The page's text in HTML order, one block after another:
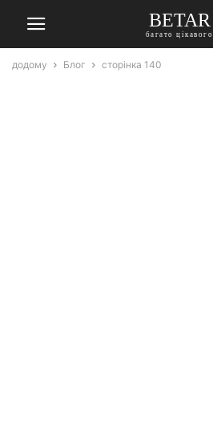
BETAR
багато цікавого
додому Блог сторінка 140